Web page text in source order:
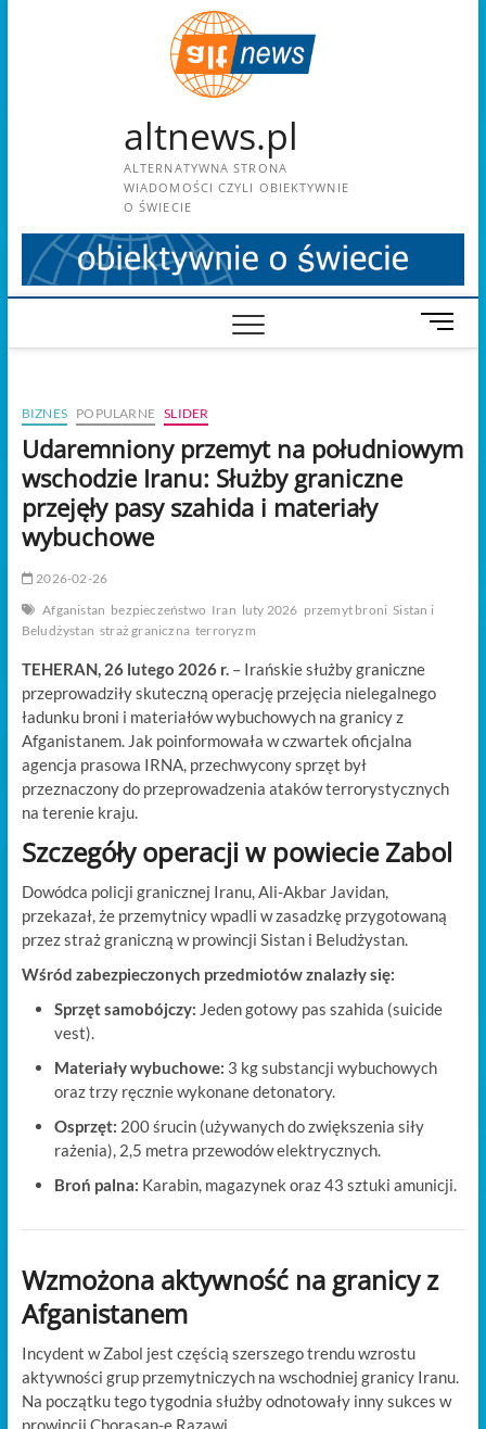
altnews.pl
ALTERNATYWNA STRONA
WIADOMOŚCI CZYLI OBIEKTYWNIE
O ŚWIECIE
M
e
u
t
BIZNES POPULARNE SLIDER
Udaremniony przemyt na południowym
wschodzie Iranu: Służby graniczne
przejęły pasy szahida i materiały
wybuchowe
2026-02-26
Afganistan bezpieczeństwo Iran luty 2026 przemyt broni Sistan i
Beludżystan straż graniczna terroryzm
TEHERAN, 26 lutego 2026 r.– Irańskie służby graniczne
przeprowadziły skuteczną operację przejęcia nielegalnego
ładunku broni i materiałów wybuchowych na granicy z
Afganistanem. Jak poinformowała w czwartek oficjalna
agencja prasowa IRNA, przechwycony sprzęt był
przeznaczony do przeprowadzenia ataków terrorystycznych
na terenie kraju.
Szczegóły operacji w powiecie Zabol
Dowódca policji granicznej Iranu, Ali-Akbar Javidan,
przekazał, że przemytnicy wpadli w zasadzkę przygotowaną
przez straż graniczną w prowincji Sistan i Beludżystan.
Wśród zabezpieczonych przedmiotów znalazły się:
Sprzęt samobójczy: Jeden gotowy pas szahida (suicide
vest).
Materiały wybuchowe: 3 kg substancji wybuchowych
oraz trzy ręcznie wykonane detonatory.
Osprzęt: 200 śrucin (używanych do zwiększenia siły
rażenia), 2,5 metra przewodów elektrycznych.
Broń palna: Karabin, magazynek oraz 43 sztuki amunicji.
Wzmożona aktywność na granicy z
Afganistanem
Incydent w Zabol jest częścią szerszego trendu wzrostu
aktywności grup przemytniczych na wschodniej granicy Iranu.
Na początku tego tygodnia służby odnotowały inny sukces w
prowincji Chorasan-e Razawi.